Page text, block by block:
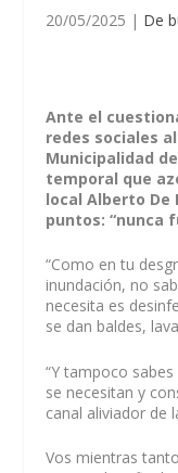
20/05/2025 | De
Ante el
redes sociales
Municipalidad
temporal que
local Alberto De
puntos: “nunca
“Como en tu
inundación, no
necesita es
se dan baldes,
“Y tampoco
se necesitan y
canal aliviador de
Vos mientras